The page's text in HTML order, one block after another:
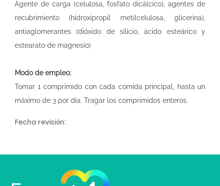
Agente de carga (celulosa, fosfato dicálcico), agentes de
recubrimiento (hidroxipropil metilcelulosa, glicerina),
antiaglomerantes (dióxido de silicio, ácido esteárico y
estearato de magnesio)
Modo de empleo:
Tomar 1 comprimido con cada comida principal, hasta un
máximo de 3 por día. Tragar los comprimidos enteros.
Fecha revisión: